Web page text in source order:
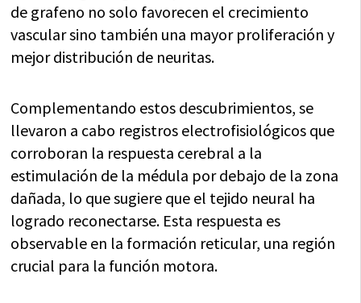
de grafeno no solo favorecen el crecimiento
vascular sino también una mayor proliferación y
mejor distribución de neuritas.
Complementando estos descubrimientos, se
llevaron a cabo registros electrofisiológicos que
corroboran la respuesta cerebral a la
estimulación de la médula por debajo de la zona
dañada, lo que sugiere que el tejido neural ha
logrado reconectarse. Esta respuesta es
observable en la formación reticular, una región
crucial para la función motora.